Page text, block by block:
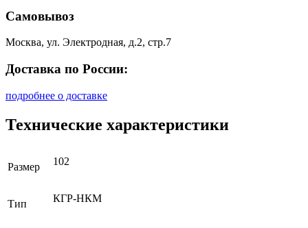
Самовывоз
Москва, ул. Электродная, д.2, стр.7
Доставка по России:
подробнее о доставке
Технические характеристики
Размер 102
Тип КГР-НКМ